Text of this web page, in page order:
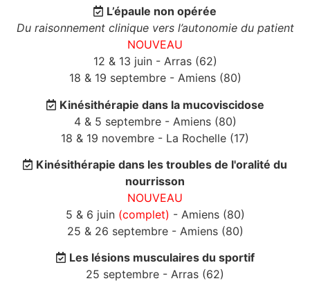
L’épaule non opérée
Du raisonnement clinique vers l’autonomie du patient
NOUVEAU
12 & 13 juin - Arras (62)
18 & 19 septembre - Amiens (80)
Kinésithérapie dans la mucoviscidose
4 & 5 septembre - Amiens (80)
18 & 19 novembre - La Rochelle (17)
Kinésithérapie dans les troubles de l'oralité du
nourrisson
NOUVEAU
5 & 6 juin (complet) - Amiens (80)
25 & 26 septembre - Amiens (80)
Les lésions musculaires du sportif
25 septembre - Arras (62)